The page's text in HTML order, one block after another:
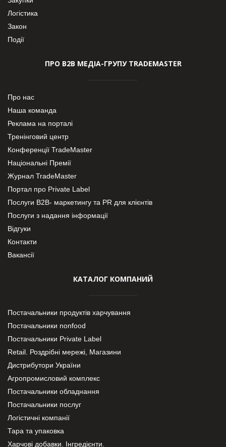
Логістика
Закон
Події
ПРО В2В МЕДІА-ГРУПУ TRADEMASTER
Про нас
Наша команда
Реклама на порталі
Тренінговий центр
Конференції TradeMaster
Національні Премії
Журнал TradeMaster
Портал про Private Label
Послуги В2В- маркетингу та PR для клієнтів
Послуги з надання інформації
Відгуки
Контакти
Вакансії
КАТАЛОГ КОМПАНИЙ
Постачальники продуктів харчування
Постачальники nonfood
Постачальники Private Label
Retail. Роздрібні мережі, Магазини
Дистрибутори України
Агропромисловий комплекс
Постачальники обладнання
Постачальники послуг
Логістичні компанії
Тара та упаковка
Харчові добавки. Інгредієнти.